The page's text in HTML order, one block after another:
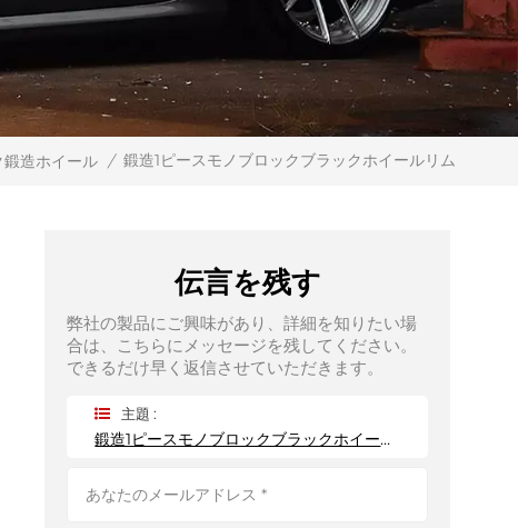
造ホイール / 鍛造1ピースモノブロックブラックホイールリム
伝言を残す
弊社の製品にご興味があり、詳細を知りたい場
合は、こちらにメッセージを残してください。
できるだけ早く返信させていただきます。
主題 :
鍛造1ピースモノブロックブラックホイールリム